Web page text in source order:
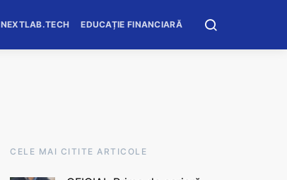
NEXTLAB.TECH EDUCAȚIE FINANCIARĂ
CELE MAI CITITE ARTICOLE